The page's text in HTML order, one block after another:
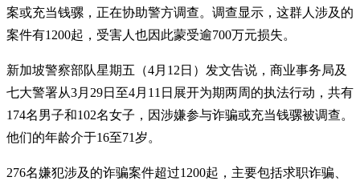
案或充当钱骡，正在协助警方调查。调查显示，这群人涉及的
案件有1200起，受害人也因此蒙受逾700万元损失。
新加坡警察部队星期五（4月12日）发文告说，商业事务局及
七大警署从3月29日至4月11日展开为期两周的执法行动，共有
174名男子和102名女子，因涉嫌参与诈骗或充当钱骡被调查。
他们的年龄介于16至71岁。
276名嫌犯涉及的诈骗案件超过1200起，主要包括求职诈骗、